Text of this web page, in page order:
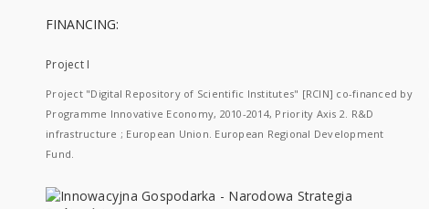
FINANCING:
Project I
Project "Digital Repository of Scientific Institutes" [RCIN] co-financed by
Programme Innovative Economy, 2010-2014, Priority Axis 2. R&D
infrastructure ; European Union. European Regional Development
Fund.